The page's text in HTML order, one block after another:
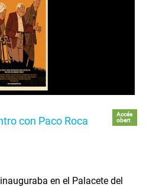
con Paco Roca
Accés
obert
en el Palacete del